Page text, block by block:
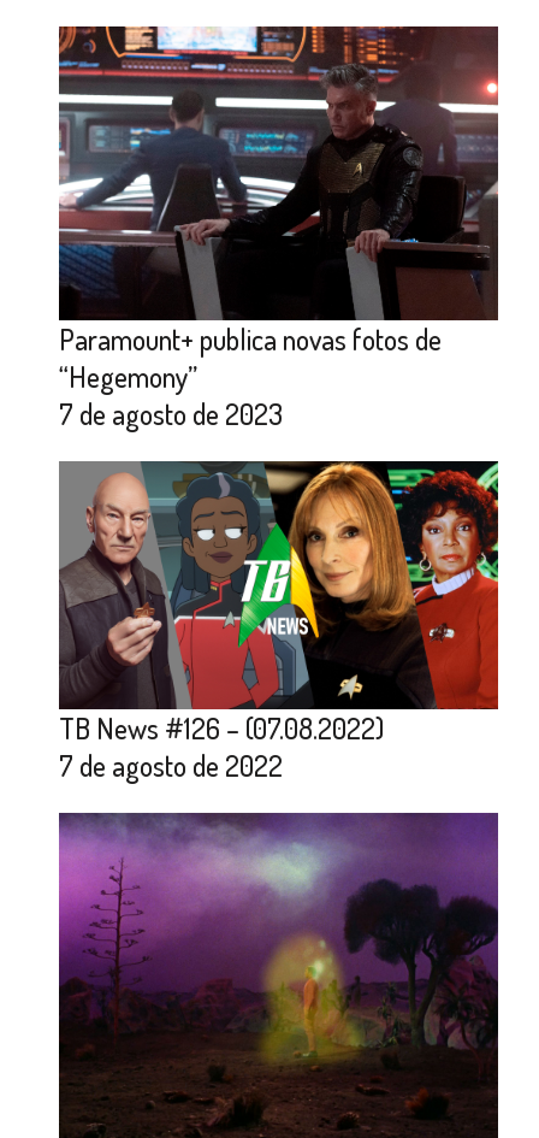
Paramount+ publica novas fotos de
“Hegemony”
7 de agosto de 2023
TB News #126 – (07.08.2022)
7 de agosto de 2022